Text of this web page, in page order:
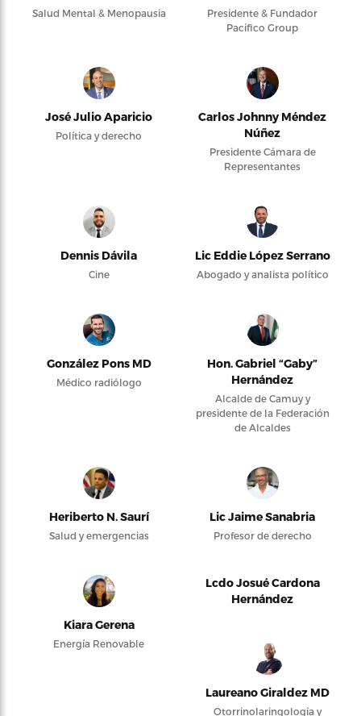
Salud Mental & Menopausia
Presidente & Fundador
Pacifico Group
José Julio Aparicio
Política y derecho
Carlos Johnny Méndez
Núñez
Presidente Cámara de
Representantes
Dennis Dávila
Cine
Lic Eddie López Serrano
Abogado y analista político
González Pons MD
Médico radiólogo
Hon. Gabriel “Gaby”
Hernández
Alcalde de Camuy y
presidente de la Federación
de Alcaldes
Heriberto N. Saurí
Salud y emergencias
Lic Jaime Sanabria
Profesor de derecho
Kiara Gerena
Energía Renovable
Lcdo Josué Cardona
Hernández
Laureano Giraldez MD
Otorrinolaringología y